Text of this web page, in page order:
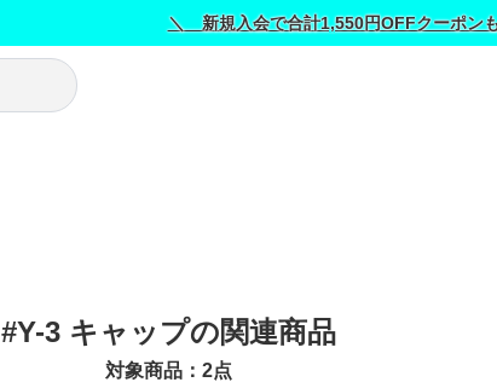
＼ 新規入会で合計1,550円OFFクーポン
#Y-3 キャップの関連商品
対象商品： 2点